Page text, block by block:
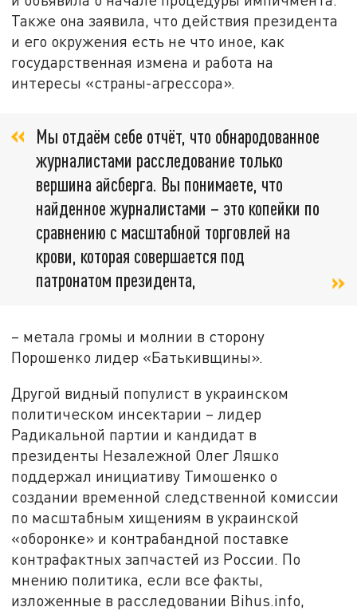
Также она заявила, что действия президента
и его окружения есть не что иное, как
государственная измена и работа на
интересы «страны-агрессора».
Мы отдаём себе отчёт, что обнародованное
журналистами расследование только
вершина айсберга. Вы понимаете, что
найденное журналистами – это копейки по
сравнению с масштабной торговлей на
крови, которая совершается под
патронатом президента,
– метала громы и молнии в сторону
Порошенко лидер «Батькивщины».
Другой видный популист в украинском
политическом инсектарии – лидер
Радикальной партии и кандидат в
президенты Незалежной Олег Ляшко
поддержал инициативу Тимошенко о
создании временной следственной комиссии
по масштабным хищениям в украинской
«оборонке» и контрабандной поставке
контрафактных запчастей из России. По
мнению политика, если все факты,
изложенные в расследовании Bihus.info,